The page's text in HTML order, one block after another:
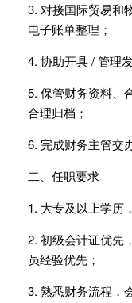
3. 对接国际贸易和
电子账单整理；
4. 协助开具 / 管理
5. 保管财务资料、
合理归档；
6. 完成财务主管交
二、任职要求
1. 大专及以上学历
2. 初级会计证优先
员经验优先；
3. 熟悉财务流程，